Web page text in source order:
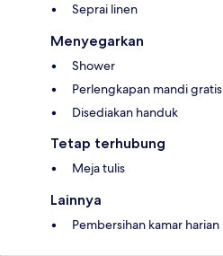
Seprai linen
Menyegarkan
Shower
Perlengkapan mandi gratis
Disediakan handuk
Tetap terhubung
Meja tulis
Lainnya
Pembersihan kamar harian